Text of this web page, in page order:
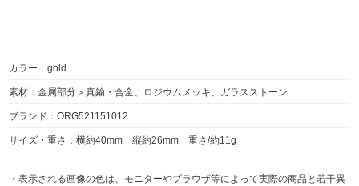
カラー：gold
素材：金属部分＞真鍮・合金、ロジウムメッキ、ガラスストーン
ブランド：ORG521151012
サイズ・重さ：横約40mm 縦約26mm 重さ/約11g
・表示される画像の色は、モニターやブラウザ等によって実際の商品と若干異